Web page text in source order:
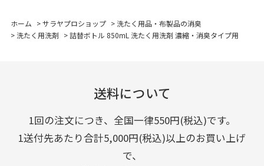
ホーム >サラヤプロショップ > 洗たく用品・布製品の消臭
> 洗たく用洗剤 >詰替ボトル 850mL 洗たく用洗剤 濃縮・消臭タイプ用
送料について
1回の注文につき、全国一律550円(税込)です。
1送付先あたり合計5,000円(税込)以上のお買い上げ
で、